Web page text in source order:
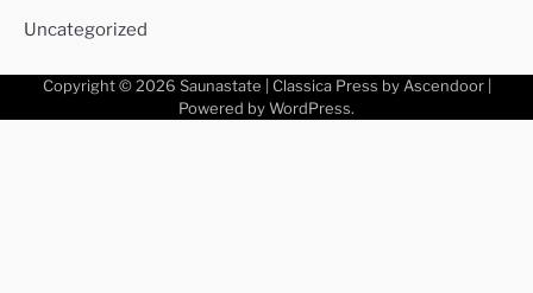
Uncategorized
Copyright © 2026 Saunastate | Classica Press by Ascendoor|
Powered by WordPress.